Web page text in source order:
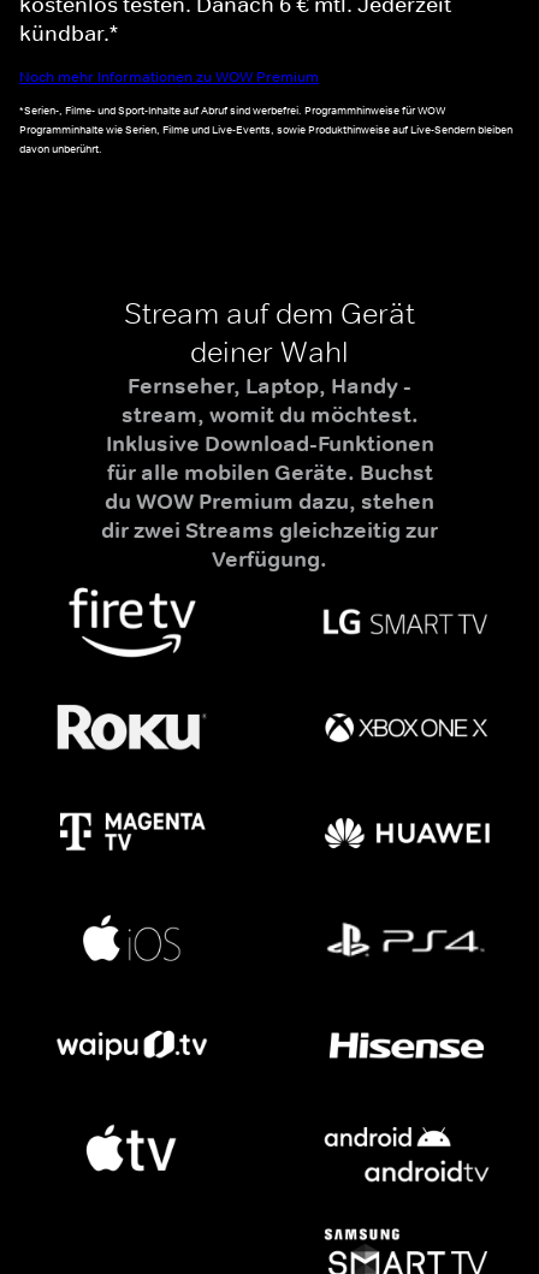
kündbar.*
Noch mehr Informationen zu WOW Premium
*Serien-, Filme- und Sport-Inhalte auf Abruf sind werbefrei. Programmhinweise für WOW
Programminhalte wie Serien, Filme und Live-Events, sowie Produkthinweise auf Live-Sendern bleiben
davon unberührt.
Stream auf dem Gerät
deiner Wahl
Fernseher, Laptop, Handy -
stream, womit du möchtest.
Inklusive Download-Funktionen
für alle mobilen Geräte. Buchst
du WOW Premium dazu, stehen
dir zwei Streams gleichzeitig zur
Verfügung.